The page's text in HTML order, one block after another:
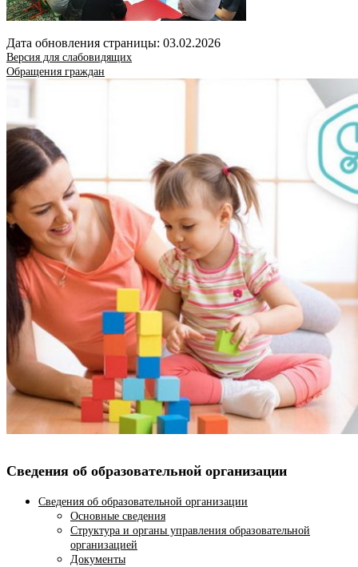
Дата обновления страницы: 03.02.2026
Версия для слабовидящих
Обращения граждан
Сведения об образовательной организации
Сведения об образовательной организации
Основные сведения
Структура и органы управления образовательной
организацией
Документы